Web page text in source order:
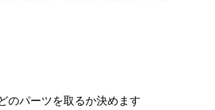
のパーツを取るか決めます